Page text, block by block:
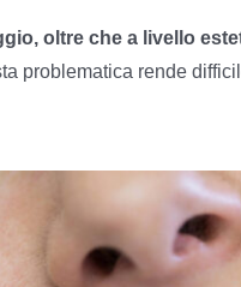
oltre che a livello
problematica rende